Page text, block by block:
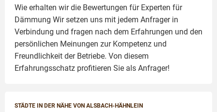
Wie erhalten wir die Bewertungen für Experten für
Dämmung Wir setzen uns mit jedem Anfrager in
Verbindung und fragen nach dem Erfahrungen und den
persönlichen Meinungen zur Kompetenz und
Freundlichkeit der Betriebe. Von diesem
Erfahrungsschatz profitieren Sie als Anfrager!
STÄDTE IN DER NÄHE VON ALSBACH-HÄHNLEIN